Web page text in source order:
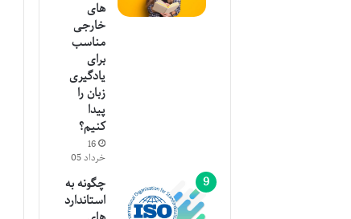
های
خارجی
مناسب
برای
یادگیری
زبان را
پیدا
کنیم؟
16
خرداد 05
چگونه به
استاندارد